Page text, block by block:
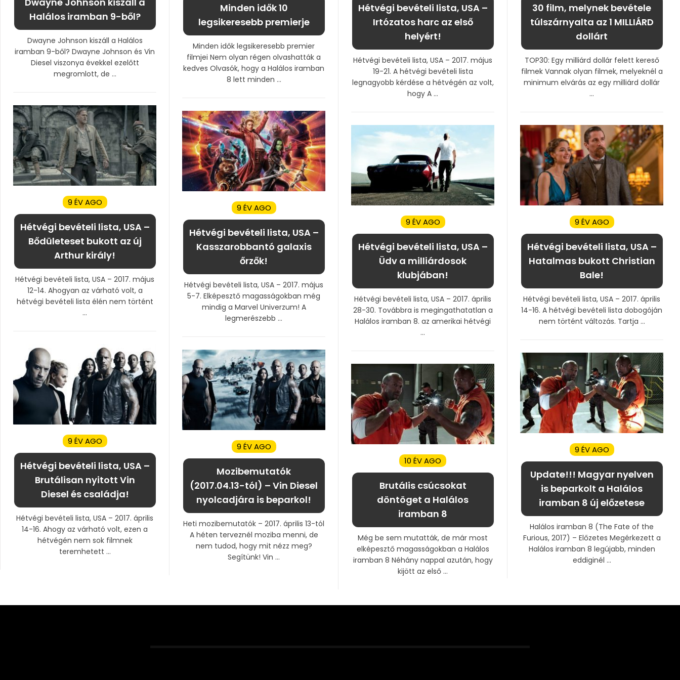
Halálos iramban 9-ből?
Dwayne Johnson kiszáll a Halálos
iramban 9-ből? Dwayne Johnson és Vin
Diesel viszonya évekkel ezelőtt
megromlott, de ...
Minden idők 10
legsikeresebb premierje
Minden idők legsikeresebb premier
filmjei Nem olyan régen olvashatták a
kedves Olvasók, hogy a Halálos iramban
8 lett minden ...
Hétvégi bevételi lista, USA –
Irtózatos harc az első
helyért!
Hétvégi bevételi lista, USA – 2017. május
19-21. A hétvégi bevételi lista
legnagyobb kérdése a hétvégén az volt,
hogy A ...
30 film, melynek bevétele
túlszárnyalta az 1 MILLIÁRD
dollárt
TOP30: Egy milliárd dollár felett kereső
filmek Vannak olyan filmek, melyeknél a
minimum elvárás az egy milliárd dollár
...
9 ÉV AGO
Hétvégi bevételi lista, USA –
Bődületeset bukott az új
Arthur király!
Hétvégi bevételi lista, USA – 2017. május
12-14. Ahogyan az várható volt, a
hétvégi bevételi lista élén nem történt
...
9 ÉV AGO
Hétvégi bevételi lista, USA –
Kasszarobbantó galaxis
őrzők!
Hétvégi bevételi lista, USA – 2017. május
5-7. Elképesztő magasságokban még
mindig a Marvel Univerzum! A
legmerészebb ...
9 ÉV AGO
Hétvégi bevételi lista, USA –
Üdv a milliárdosok
klubjában!
Hétvégi bevételi lista, USA – 2017. április
28-30. Továbbra is megingathatatlan a
Halálos iramban 8. az amerikai hétvégi
...
9 ÉV AGO
Hétvégi bevételi lista, USA –
Hatalmas bukott Christian
Bale!
Hétvégi bevételi lista, USA – 2017. április
14-16. A hétvégi bevételi lista dobogóján
nem történt változás. Tartja ...
9 ÉV AGO
Hétvégi bevételi lista, USA –
Brutálisan nyitott Vin
Diesel és családja!
Hétvégi bevételi lista, USA – 2017. április
14-16. Ahogy az várható volt, ezen a
hétvégén nem sok filmnek
teremhetett ...
9 ÉV AGO
Mozibemutatók
(2017.04.13-tól) – Vin Diesel
nyolcadjára is beparkol!
Heti mozibemutatók – 2017. április 13-tól
A héten terveznél moziba menni, de
nem tudod, hogy mit nézz meg?
Segítünk! Vin ...
9 ÉV AGO
Update!!! Magyar nyelven
is beparkolt a Halálos
iramban 8 új előzetese
Halálos iramban 8 (The Fate of the
Furious, 2017) – Előzetes Megérkezett a
Halálos iramban 8 legújabb, minden
eddiginél ...
10 ÉV AGO
Brutális csúcsokat
döntöget a Halálos
iramban 8
Még be sem mutatták, de már most
elképesztő magasságokban a Halálos
iramban 8 Néhány nappal azután, hogy
kijött az első ...